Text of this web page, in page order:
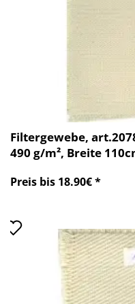
Filtergewebe,
490 g/m², Breite
Preis bis 18.90€ *